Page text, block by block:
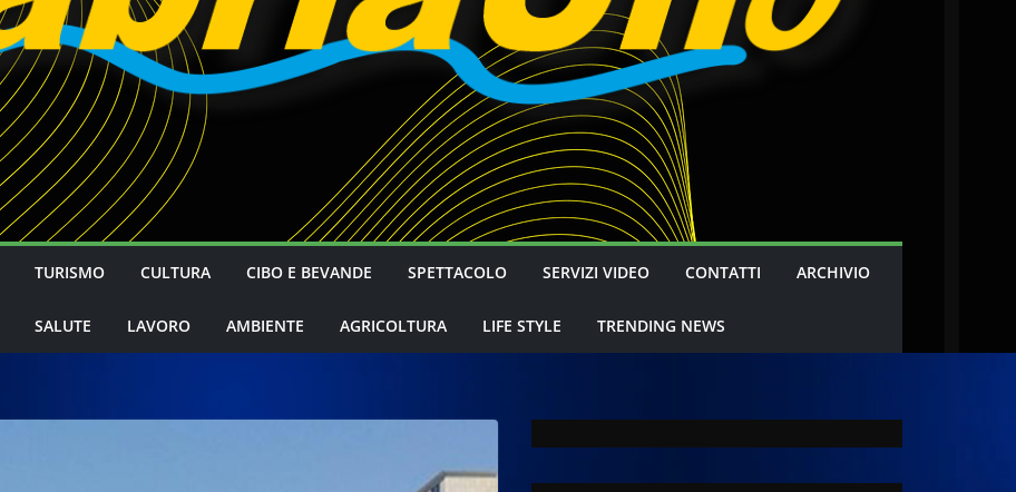
TURISMO CULTURA CIBO E BEVANDE SPETTACOLO SERVIZI VIDEO CONTATTI ARCHIVIO
SALUTE LAVORO AMBIENTE AGRICOLTURA LIFE STYLE TRENDING NEWS